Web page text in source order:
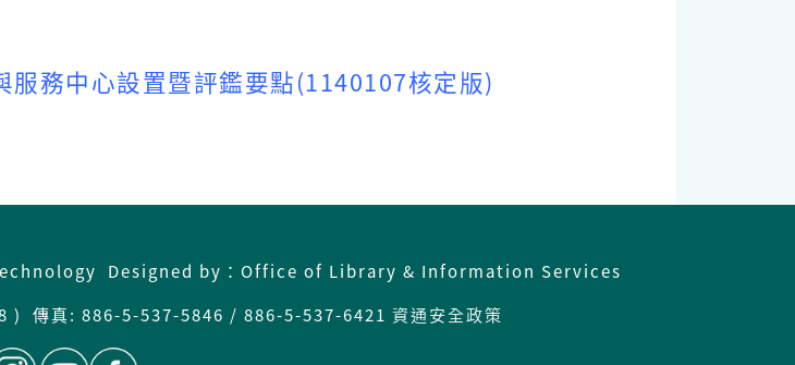
務中心設置暨評鑑要點(1140107核定版)
Designed by：Office of Library & Information Services
) 傳真: 886-5-537-5846 / 886-5-537-6421 資通安全政策